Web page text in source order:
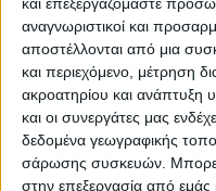
αναγνωριστικοί και
αποστέλλονται από μια
και περιεχόμενο, μέτρηση
ακροατηρίου και ανάπτυξη
και οι συνεργάτες μας
δεδομένα γεωγραφικής
σάρωσης συσκευών.
στην επεξεργασία από
επιτυχία, η
δεν
πανεπιστημίου.
περισσότερα, με
μπορεί και στροφή
κατείχαμε ως